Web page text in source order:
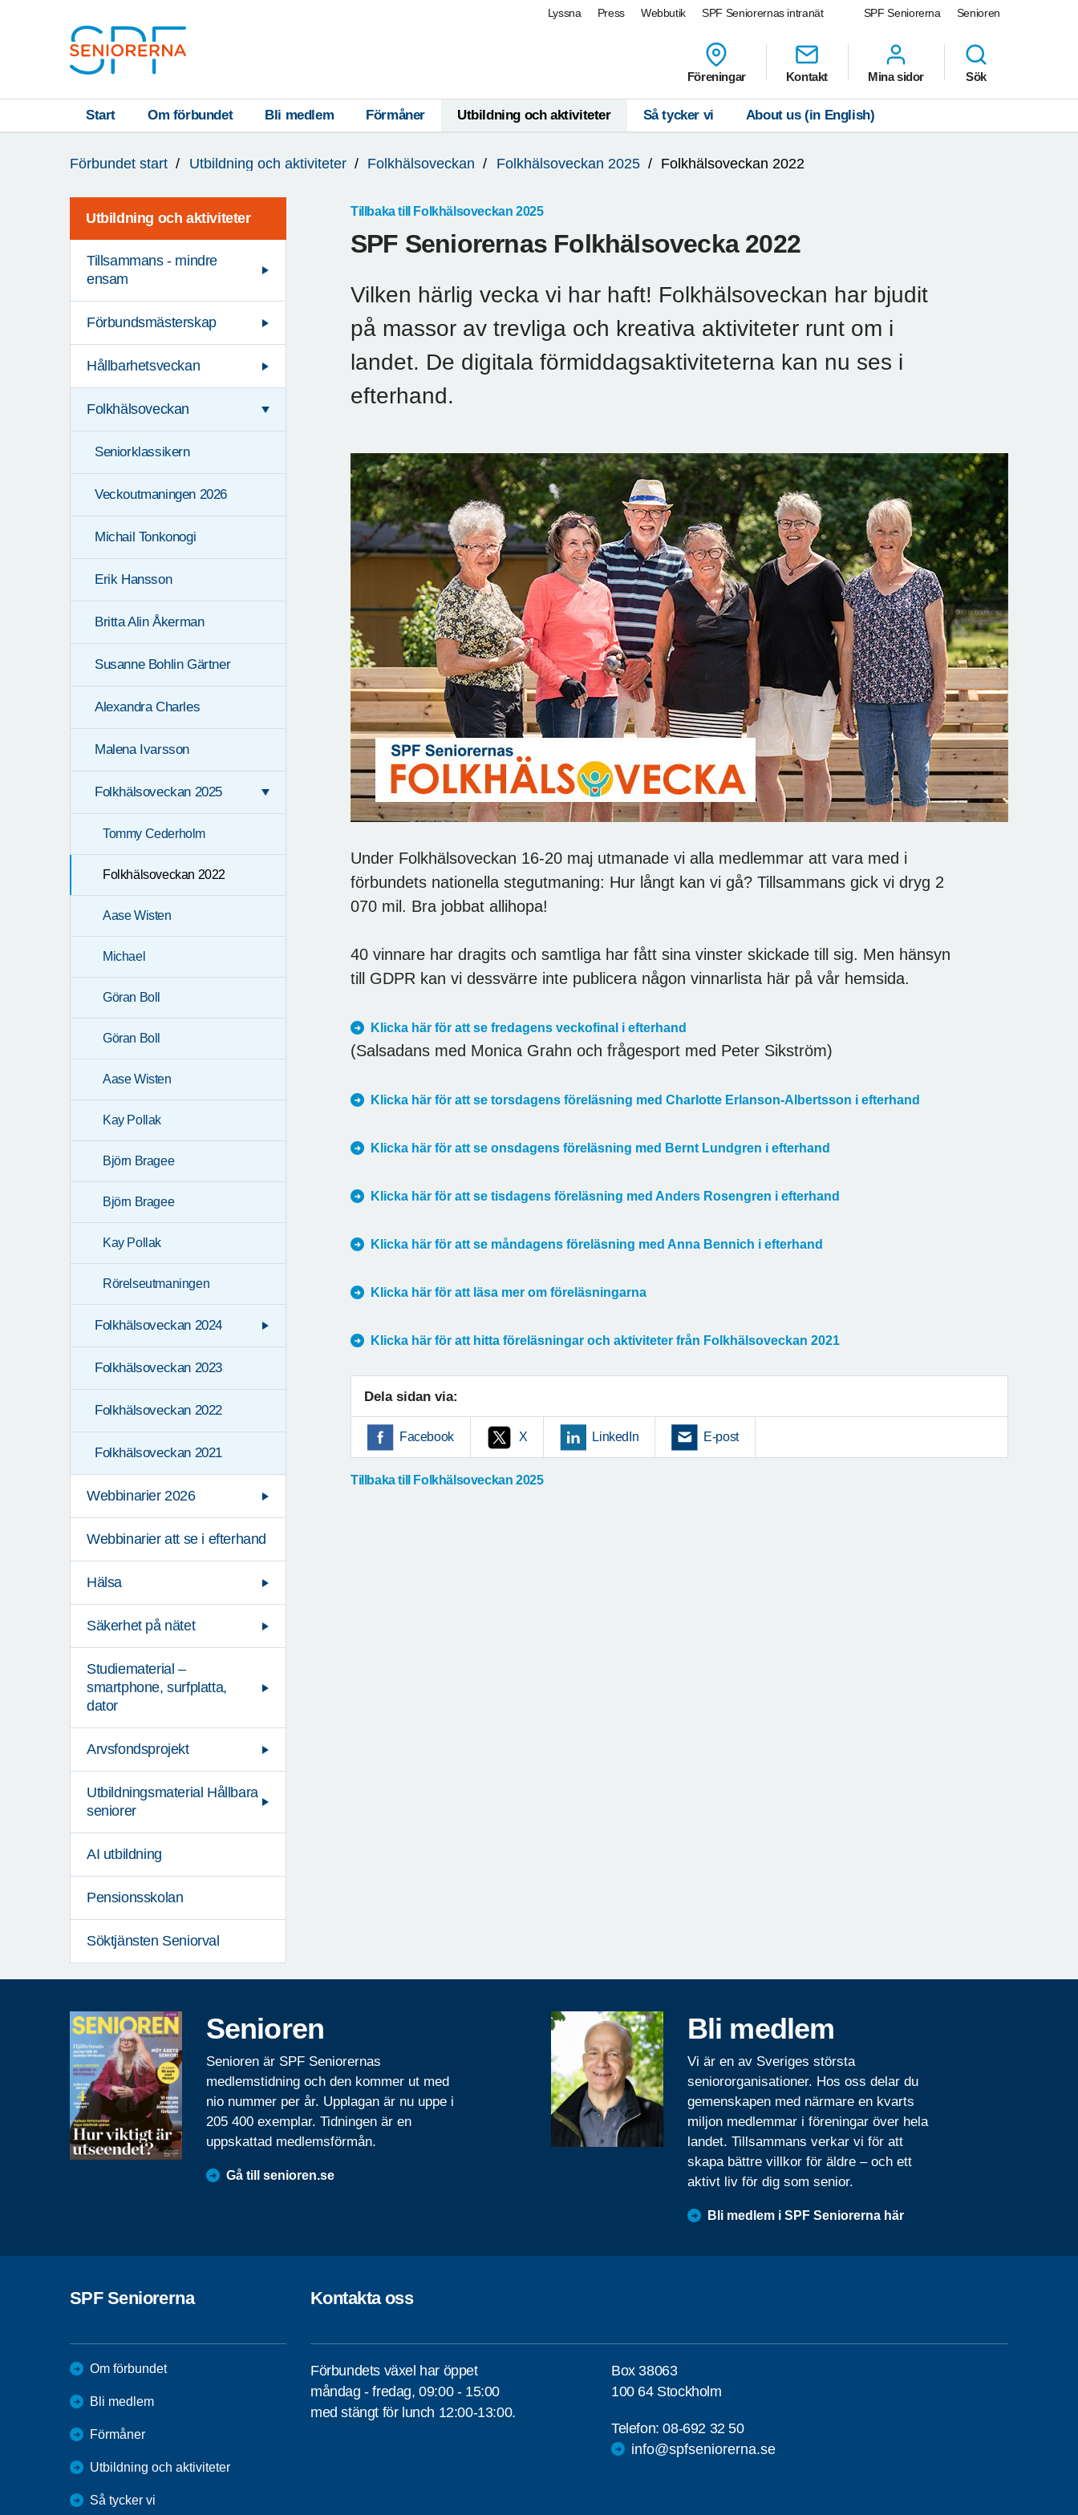
SPF Seniorerna Senioren
Lyssna Press Webbutik SPF Seniorernas intranät
Föreningar Kontakt Mina sidor Sök
Start Om förbundet Bli medlem Förmåner Utbildning och aktiviteter Så tycker vi About us (in English)
är
Förbundet start Utbildning och aktiviteter Folkhälsoveckan Folkhälsoveckan 2025 Folkhälsoveckan 2022
Utbildning och aktiviteter
Tillsammans - mindre
ensam
Förbundsmästerskap
Hållbarhetsveckan
Folkhälsoveckan
Seniorklassikern
Veckoutmaningen 2026
Michail Tonkonogi
Erik Hansson
Britta Alin Åkerman
Susanne Bohlin Gärtner
Alexandra Charles
Malena Ivarsson
Folkhälsoveckan 2025
Tommy Cederholm
Folkhälsoveckan 2022
Aase Wisten
Michael
Göran Boll
Göran Boll
Aase Wisten
Kay Pollak
Björn Bragee
Björn Bragee
Kay Pollak
Rörelseutmaningen
Folkhälsoveckan 2024
Folkhälsoveckan 2023
Folkhälsoveckan 2022
Folkhälsoveckan 2021
Webbinarier 2026
Webbinarier att se i efterhand
Hälsa
Säkerhet på nätet
Studiematerial –
smartphone, surfplatta,
dator
Arvsfondsprojekt
Utbildningsmaterial Hållbara
seniorer
AI utbildning
Pensionsskolan
Söktjänsten Seniorval
Tillbaka till Folkhälsoveckan 2025
SPF Seniorernas Folkhälsovecka 2022
Vilken härlig vecka vi har haft! Folkhälsoveckan har bjudit
på massor av trevliga och kreativa aktiviteter runt om i
landet. De digitala förmiddagsaktiviteterna kan nu ses i
efterhand.
Under Folkhälsoveckan 16-20 maj utmanade vi alla medlemmar att vara med i
förbundets nationella stegutmaning: Hur långt kan vi gå? Tillsammans gick vi dryg 2
070 mil. Bra jobbat allihopa!
40 vinnare har dragits och samtliga har fått sina vinster skickade till sig. Men hänsyn
till GDPR kan vi dessvärre inte publicera någon vinnarlista här på vår hemsida.
Klicka här för att se fredagens veckofinal i efterhand
(Salsadans med Monica Grahn och frågesport med Peter Sikström)
Klicka här för att se torsdagens föreläsning med Charlotte Erlanson-Albertsson i efterhand
Klicka här för att se onsdagens föreläsning med Bernt Lundgren i efterhand
Klicka här för att se tisdagens föreläsning med Anders Rosengren i efterhand
Klicka här för att se måndagens föreläsning med Anna Bennich i efterhand
Klicka här för att läsa mer om föreläsningarna
Klicka här för att hitta föreläsningar och aktiviteter från Folkhälsoveckan 2021
Dela sidan via:
Facebook X LinkedIn E-post
Tillbaka till Folkhälsoveckan 2025
Senioren
Senioren är SPF Seniorernas
medlemstidning och den kommer ut med
nio nummer per år. Upplagan är nu uppe i
205 400 exemplar. Tidningen är en
uppskattad medlemsförmån.
Gå till senioren.se
Bli medlem
Vi är en av Sveriges största
seniororganisationer. Hos oss delar du
gemenskapen med närmare en kvarts
miljon medlemmar i föreningar över hela
landet. Tillsammans verkar vi för att
skapa bättre villkor för äldre – och ett
aktivt liv för dig som senior.
Bli medlem i SPF Seniorerna här
SPF Seniorerna
Om förbundet
Bli medlem
Förmåner
Utbildning och aktiviteter
Så tycker vi
Kontakta oss
Förbundets växel har öppet
måndag - fredag, 09:00 - 15:00
med stängt för lunch 12:00-13:00.
Box 38063
100 64 Stockholm
Telefon:08-692 32 50
info@spfseniorerna.se